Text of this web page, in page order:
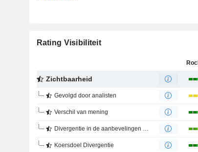
Rating Visibiliteit
Zichtbaarheid
Gevolgd door analisten
Verschil van mening
Divergentie in de aanbevelingen van analisten
Koersdoel Divergentie